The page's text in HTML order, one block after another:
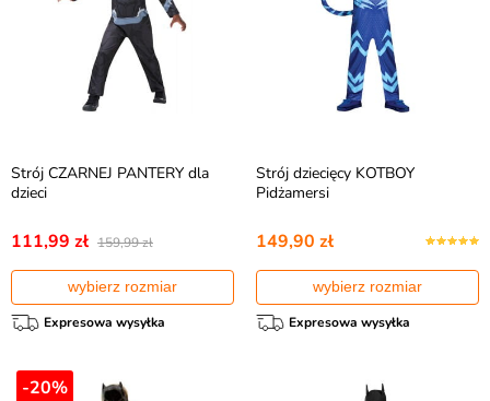
Strój CZARNEJ PANTERY dla
dzieci
111,99 zł 159,99 zł
wybierz rozmiar
Expresowa wysyłka
Strój dziecięcy KOTBOY
Pidżamersi
149,90 zł
wybierz rozmiar
Expresowa wysyłka
-20%